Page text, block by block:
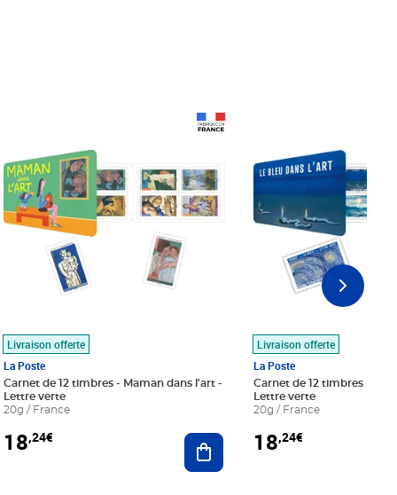
au panier
Livraison offerte
La Poste
Carnet de 12 timbres - Maman dans l'art -
Lettre verte
20g / France
18,24€ Ajouter au panier
Livraison offerte
La Poste
Carnet de 12 timbres - Le
Lettre verte
20g / France
18,24€